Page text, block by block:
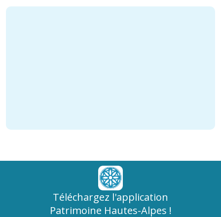
Téléchargez l'application
Patrimoine Hautes-Alpes !